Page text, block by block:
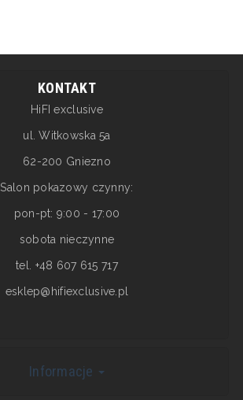
KONTAKT
HiFI exclusive
ul. Witkowska 5a
62-200 Gniezno
Salon pokazowy czynny:
pon-pt: 9:00 - 17:00
sobota nieczynne
tel. +48 607 615 717
esklep@hifiexclusive.pl
Informacje